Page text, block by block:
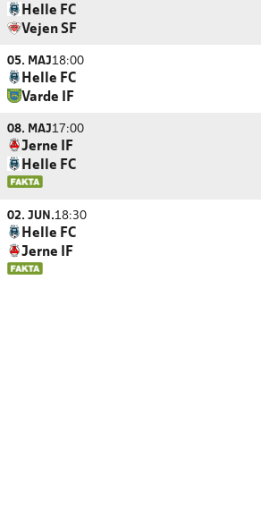
Helle FC
Vejen SF
05. MAJ18:00
Helle FC
Varde IF
08. MAJ17:00
Jerne IF
Helle FC
02. JUN.18:30
Helle FC
Jerne IF